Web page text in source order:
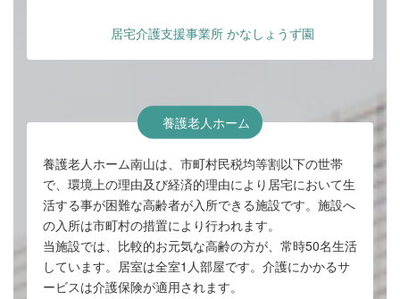
居宅介護支援事業所 かなしょうず園
養護老人ホーム
養護老人ホーム南山は、市町村民税均等割以下の世帯
で、環境上の理由及び経済的理由により居宅において生
活する事が困難な高齢者が入所できる施設です。施設へ
の入所は市町村の措置により行われます。
当施設では、比較的お元気な高齢の方が、常時50名生活
しています。居室は全室1人部屋です。介護にかかるサ
ービスは介護保険が適用されます。